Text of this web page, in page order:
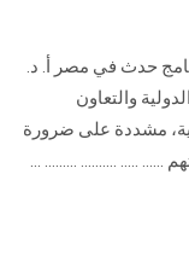
حدث في مصر أ. د.
والتعاون
مشددة على ضرورة
...... ..... .......... ......... ...